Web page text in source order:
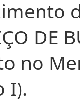
DE
no
I).